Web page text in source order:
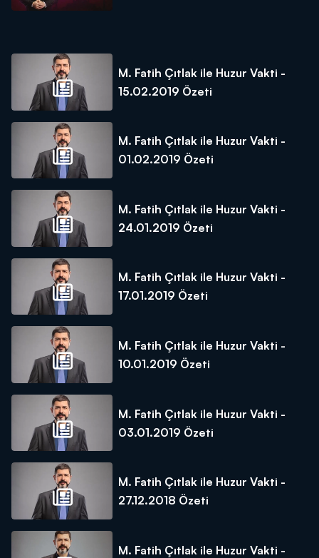
M. Fatih Çıtlak ile Huzur Vakti -
15.02.2019 Özeti
M. Fatih Çıtlak ile Huzur Vakti -
01.02.2019 Özeti
M. Fatih Çıtlak ile Huzur Vakti -
24.01.2019 Özeti
M. Fatih Çıtlak ile Huzur Vakti -
17.01.2019 Özeti
M. Fatih Çıtlak ile Huzur Vakti -
10.01.2019 Özeti
M. Fatih Çıtlak ile Huzur Vakti -
03.01.2019 Özeti
M. Fatih Çıtlak ile Huzur Vakti -
27.12.2018 Özeti
M. Fatih Çıtlak ile Huzur Vakti -